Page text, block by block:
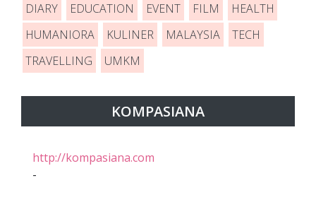
DIARY
EDUCATION EVENT FILM
HEALTH
HUMANIORA
KULINER MALAYSIA
TECH
TRAVELLING
UMKM
KOMPASIANA
http://kompasiana.com
-